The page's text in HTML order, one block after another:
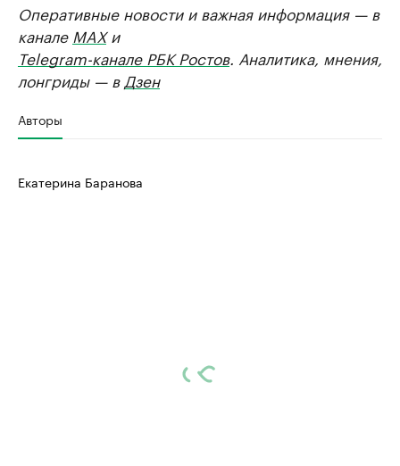
Оперативные новости и важная информация — в
канале MAXи
Telegram-канале РБК Ростов. Аналитика, мнения,
лонгриды — в Дзен
Авторы
Екатерина Баранова